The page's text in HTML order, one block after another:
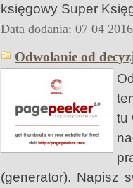
księgowy Super
Data dodania: 07 04
Odwołanie od
tu
(generator). Napisz